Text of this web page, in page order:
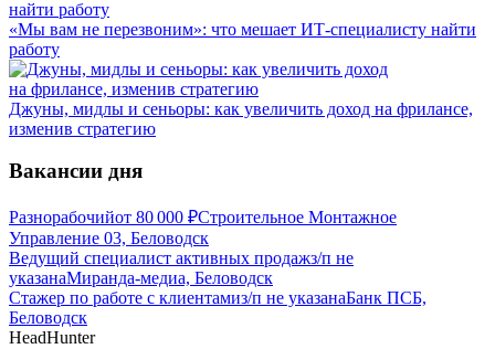
«Мы вам не перезвоним»: что мешает ИТ-специалисту найти
работу
Джуны, мидлы и сеньоры: как увеличить доход на фрилансе,
изменив стратегию
Вакансии дня
Разнорабочийот 80 000 ₽Строительное Монтажное
Управление 03, Беловодск
Ведущий специалист активных продажз/п не
указанаМиранда-медиа, Беловодск
Стажер по работе с клиентамиз/п не указанаБанк ПСБ,
Беловодск
HeadHunter